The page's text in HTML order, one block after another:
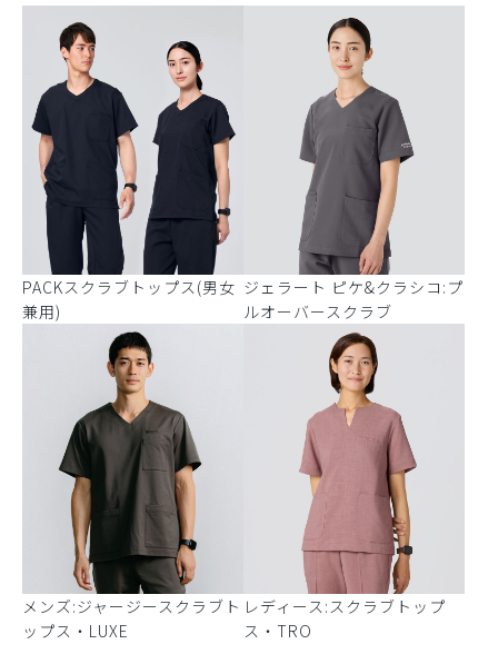
PACKスクラブトップス(男女
兼用)
ジェラート ピケ&クラシコ:プ
ルオーバースクラブ
メンズ:ジャージースクラブト
ップス・LUXE
レディース:スクラブトップ
ス・TRO